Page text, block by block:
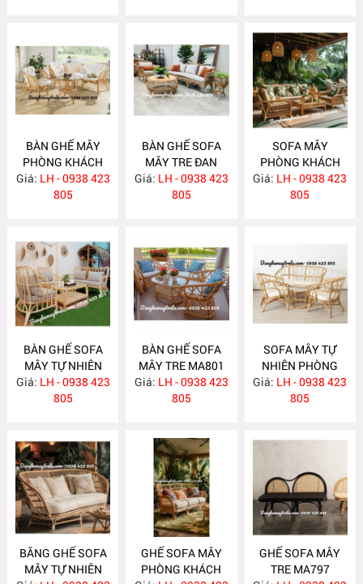
BÀN GHẾ MÂY
PHÒNG KHÁCH
NHỎ GỌN MA814
Giá: LH - 0938 423
805
BÀN GHẾ SOFA
MÂY TRE ĐAN
MA813
Giá: LH - 0938 423
805
SOFA MÂY
PHÒNG KHÁCH
MA812
Giá: LH - 0938 423
805
BÀN GHẾ SOFA
MÂY TỰ NHIÊN
PHÒNG KHÁCH
MA811
Giá: LH - 0938 423
805
BÀN GHẾ SOFA
MÂY TRE MA801
Giá: LH - 0938 423
805
SOFA MÂY TỰ
NHIÊN PHÒNG
KHÁCH MA800
Giá: LH - 0938 423
805
BĂNG GHẾ SOFA
MÂY TỰ NHIÊN
GHẾ SOFA MÂY
PHÒNG KHÁCH
GHẾ SOFA MÂY
TRE MA797